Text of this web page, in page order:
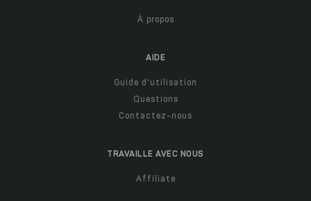
À propos
AIDE
Guide d'utilisation
Questions
Contactez-nous
TRAVAILLE AVEC NOUS
Affiliate